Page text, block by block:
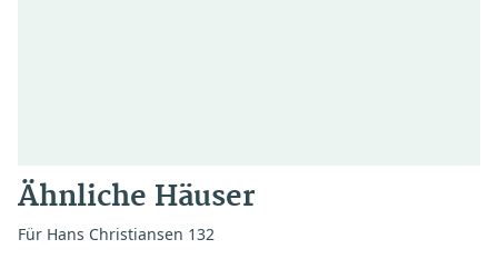
Ähnliche Häuser
Für Hans Christiansen 132